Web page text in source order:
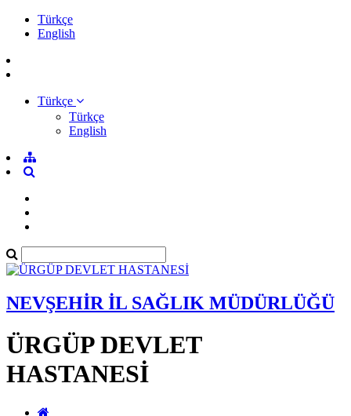
Türkçe
English
Türkçe
Türkçe
English
NEVŞEHİR İL SAĞLIK MÜDÜRLÜĞÜ
ÜRGÜP DEVLET
HASTANESİ